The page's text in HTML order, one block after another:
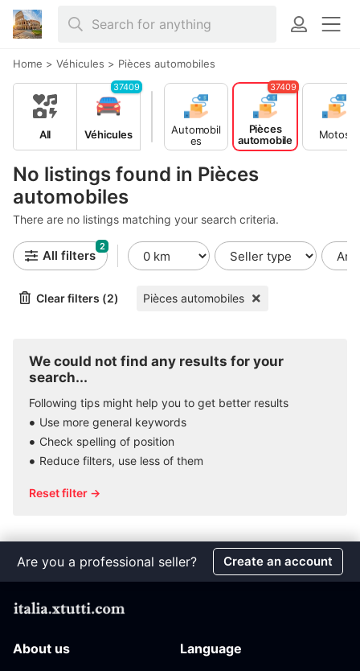
Home > Véhicules > Pièces automobiles
No listings found in Pièces
automobiles
There are no listings matching your search criteria.
All Véhicules
37409
Automobil
es
Pièces
automobile
s
37409
Motos
All filters
2
Clear filters (2) Pièces automobiles
We could not find any results for your
search...
Following tips might help you to get better results
Use more general keywords
Check spelling of position
Reduce filters, use less of them
Reset filter →
Are you a professional seller? Create an account
About us Language